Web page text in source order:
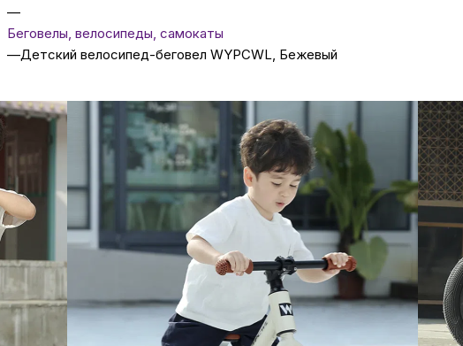
—
Беговелы, велосипеды, самокаты
—Детский велосипед-беговел WYPCWL, Бежевый